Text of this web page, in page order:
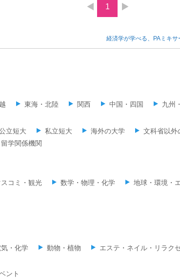
1
経済学が学べる、PAミキ
東海・北陸 関西 中国・四国 九州
立短大 私立短大 海外の大学 文科省以外
留学関係機関
コミ・観光 数学・物理・化学 地球・環境・
・化学 動物・植物 エステ・ネイル・リラク
ント